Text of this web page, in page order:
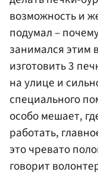
возможность и
подумал –
занимался этим
изготовить 3
на улице и
специального
особо мешает,
работать,
это чревато
говорит